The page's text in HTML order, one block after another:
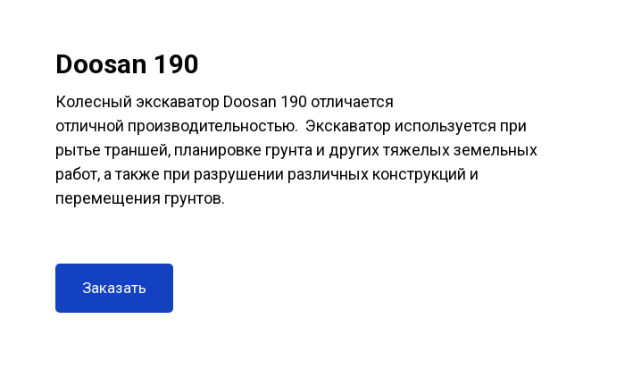
Doosan 190
Колесный экскаватор Doosan 190 отличается
отличной производительностью. Экскаватор используется при
рытье траншей, планировке грунта и других тяжелых земельных
работ, а также при разрушении различных конструкций и
перемещения грунтов.
Заказать